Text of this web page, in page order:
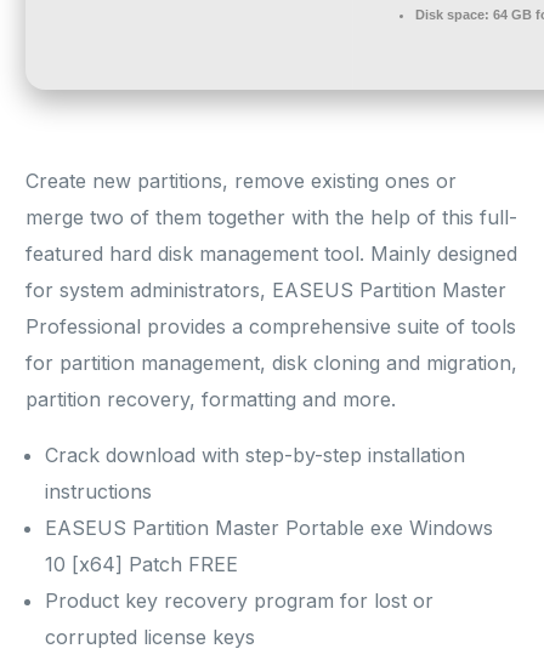
Disk space: 64 GB
Create new partitions, remove existing ones or
merge two of them together with the help of this full-
featured hard disk management tool. Mainly designed
for system administrators, EASEUS Partition Master
Professional provides a comprehensive suite of tools
for partition management, disk cloning and migration,
partition recovery, formatting and more.
Crack download with step-by-step installation
instructions
EASEUS Partition Master Portable exe Windows
10 [x64] Patch FREE
Product key recovery program for lost or
corrupted license keys